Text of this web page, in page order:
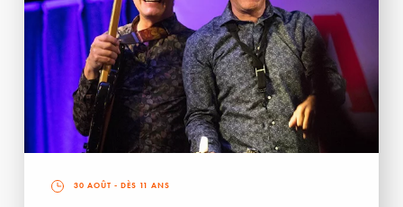
30 AOÛT - DÈS 11 ANS